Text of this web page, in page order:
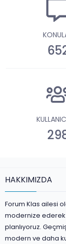
HAKKIMIZDA
Forum Klas ailesi
modernize ederek
planlıyoruz.
modern ve daha